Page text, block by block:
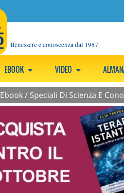
Benessere e conoscenza dal 1987
EBOOK VIDEO
Ebook/ Speciali Di Scienza E